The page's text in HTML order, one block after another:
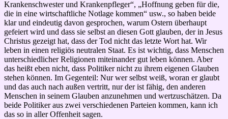
Krankenschwester und Krankenpfleger“, „Hoffnung geben für die,
die in eine wirtschaftliche Notlage kommen“ usw., so haben beide
klar und eindeutig davon gesprochen, warum Ostern überhaupt
gefeiert wird und dass sie selbst an diesen Gott glauben, der in Jesus
Christus gezeigt hat, dass der Tod nicht das letzte Wort hat. Wir
leben in einen religiös neutralen Staat. Es ist wichtig, dass Menschen
unterschiedlicher Religionen miteinander gut leben können. Aber
das heißt eben nicht, dass Politiker nicht zu ihrem eigenen Glauben
stehen können. Im Gegenteil: Nur wer selbst weiß, woran er glaubt
und das auch nach außen vertritt, nur der ist fähig, den anderen
Menschen in seinem Glauben anzunehmen und wertzuschätzen. Da
beide Politiker aus zwei verschiedenen Parteien kommen, kann ich
das so in aller Offenheit sagen.